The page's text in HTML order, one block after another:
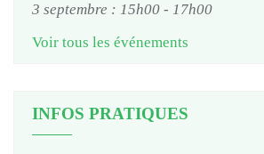
3 septembre : 15h00 - 17h00
Voir tous les événements
INFOS PRATIQUES